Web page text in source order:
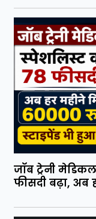
जॉब ट्रेनी
फीसदी बढ़ा, अब